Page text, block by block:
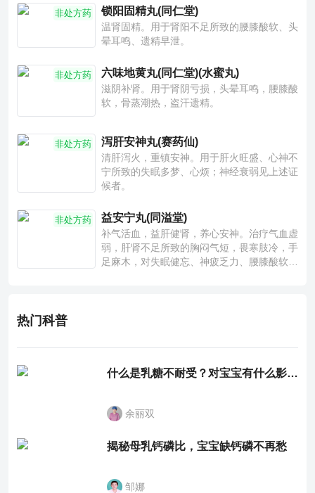
非处方药 锁阳固精丸(同仁堂)
温肾固精。用于肾阳不足所致的腰膝酸软、头
晕耳鸣、遗精早泄。
非处方药 六味地黄丸(同仁堂)(水蜜丸)
滋阴补肾。用于肾阴亏损，头晕耳鸣，腰膝酸
软，骨蒸潮热，盗汗遗精。
非处方药 泻肝安神丸(赛药仙)
清肝泻火，重镇安神。用于肝火旺盛、心神不
宁所致的失眠多梦、心烦；神经衰弱见上述证
候者。
非处方药 益安宁丸(同溢堂)
补气活血，益肝健肾，养心安神。治疗气血虚
弱，肝肾不足所致的胸闷气短，畏寒肢冷，手
足麻木，对失眠健忘、神疲乏力、腰膝酸软也
热门科普
什么是乳糖不耐受？对宝宝有什么影响？
余丽双
揭秘母乳钙磷比，宝宝缺钙磷不再愁
邹娜